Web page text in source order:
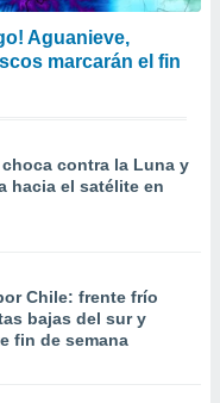
Aguanieve,
marcarán el fin
contra la Luna y
hacia el satélite en
Chile: frente frío
bajas del sur y
fin de semana